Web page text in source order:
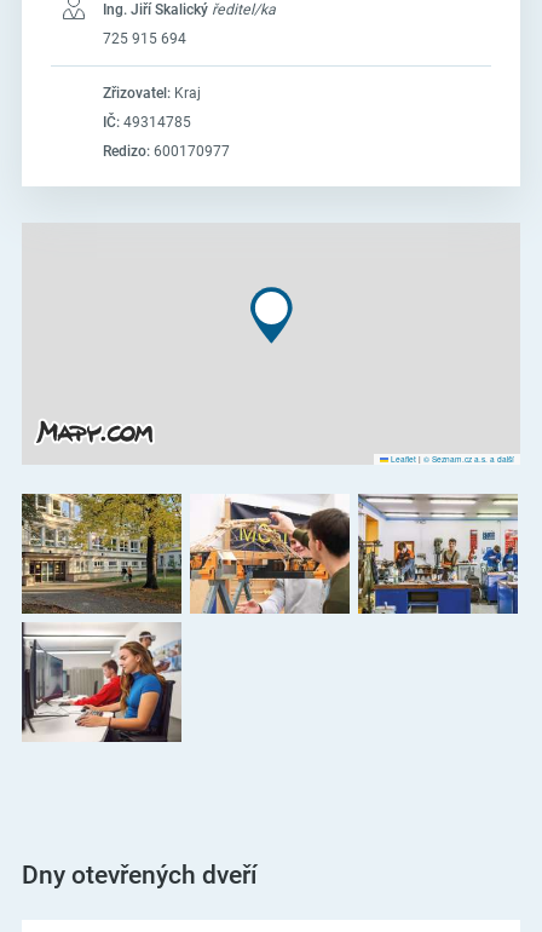
Ing. Jiří Skalický ředitel/ka
725 915 694
Zřizovatel:Kraj
IČ:49314785
Redizo:600170977
Leaflet | © Seznam.cz a.s. a další
Dny otevřených dveří